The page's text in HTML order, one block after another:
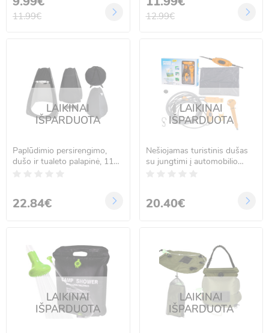
11.99€ 12.99€
LAIKINAI
IŠPARDUOTA
Paplūdimio persirengimo,
dušo ir tualeto palapinė, 110
22.84€
LAIKINAI
IŠPARDUOTA
Nešiojamas turistinis dušas
su jungtimi į automobilio
20.40€
LAIKINAI
IŠPARDUOTA
LAIKINAI
IŠPARDUOTA